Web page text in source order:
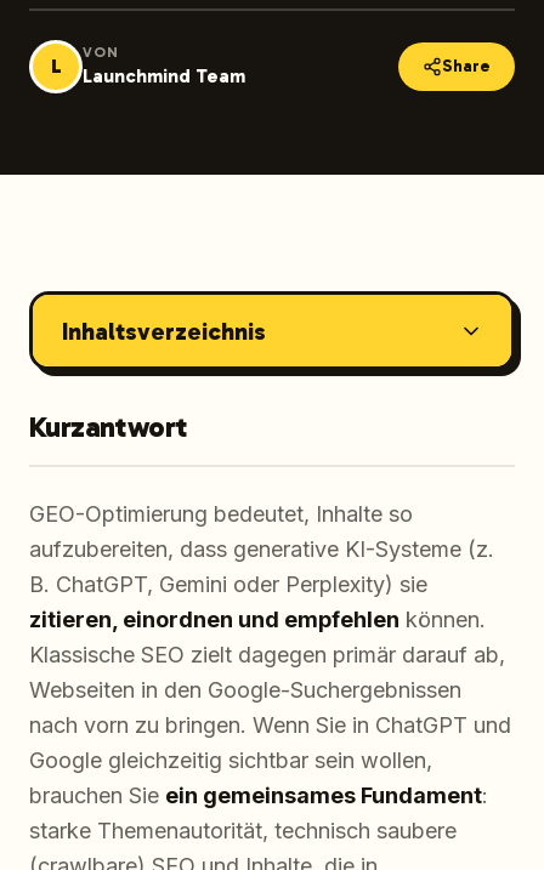
L
VON
Launchmind Team Share
Inhaltsverzeichnis
Kurzantwort
GEO-Optimierung bedeutet, Inhalte so
aufzubereiten, dass generative KI-Systeme (z.
B. ChatGPT, Gemini oder Perplexity) sie
zitieren, einordnen und empfehlen können.
Klassische SEO zielt dagegen primär darauf ab,
Webseiten in den Google-Suchergebnissen
nach vorn zu bringen. Wenn Sie in ChatGPT und
Google gleichzeitig sichtbar sein wollen,
brauchen Sie ein gemeinsames Fundament:
starke Themenautorität, technisch saubere